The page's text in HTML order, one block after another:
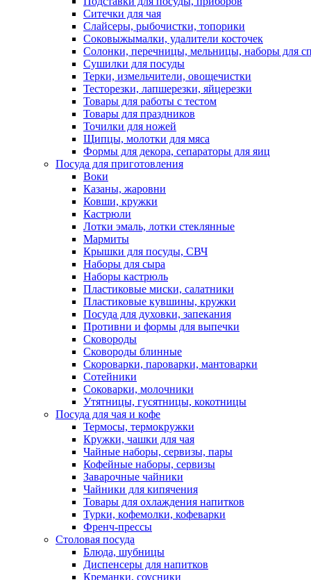
Ситечки для чая
Слайсеры, рыбочистки, топорики
Соковыжымалки, удалители косточек
Солонки, перечницы, мельницы, наборы для
Сушилки для посуды
Терки, измельчители, овощечистки
Тесторезки, лапшерезки, яйцерезки
Товары для работы с тестом
Товары для праздников
Точилки для ножей
Щипцы, молотки для мяса
Формы для декора, сепараторы для яиц
Посуда для приготовления
Воки
Казаны, жаровни
Ковши, кружки
Кастрюли
Лотки эмаль, лотки стеклянные
Мармиты
Крышки для посуды, СВЧ
Наборы для сыра
Наборы кастрюль
Пластиковые миски, салатники
Пластиковые кувшины, кружки
Посуда для духовки, запекания
Противни и формы для выпечки
Сковороды
Сковороды блинные
Скороварки, пароварки, мантоварки
Сотейники
Соковарки, молочники
Утятницы, гусятницы, кокотницы
Посуда для чая и кофе
Термосы, термокружки
Кружки, чашки для чая
Чайные наборы, сервизы, пары
Кофейные наборы, сервизы
Заварочные чайники
Чайники для кипячения
Товары для охлаждения напитков
Турки, кофемолки, кофеварки
Френч-прессы
Столовая посуда
Блюда, шубницы
Диспенсеры для напитков
Креманки, соусники